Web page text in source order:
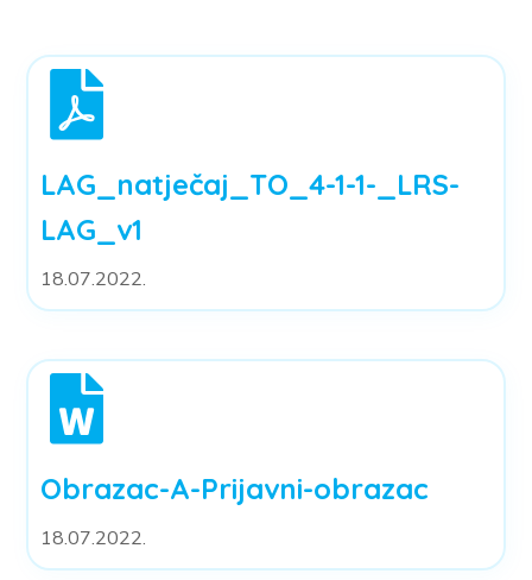
LAG_natječaj_TO_4-1-1-_LRS-
LAG_v1
18.07.2022.
Obrazac-A-Prijavni-obrazac
18.07.2022.